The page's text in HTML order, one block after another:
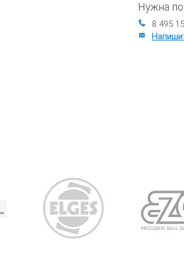
Нужна
8 495